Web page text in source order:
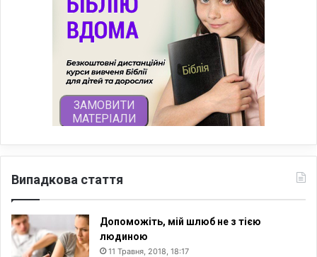
Випадкова стаття
Допоможіть, мій шлюб не з тією
людиною
11 Травня, 2018, 18:17